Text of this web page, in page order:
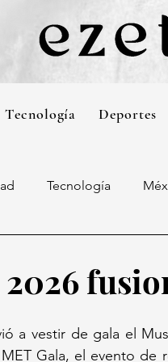
Tecnología Deportes
Tecnología
a vestir de gala el
Gala, el evento de